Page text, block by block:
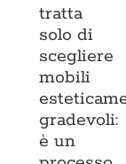
tratta
solo di
scegliere
mobili
gradevoli:
è un